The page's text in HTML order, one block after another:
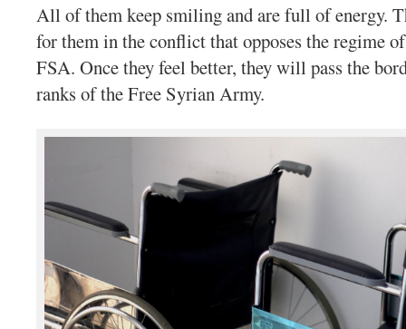
All of them keep smiling and are full of energy.
for them in the conflict that opposes the regime
FSA. Once they feel better, they will pass the
ranks of the Free Syrian Army.